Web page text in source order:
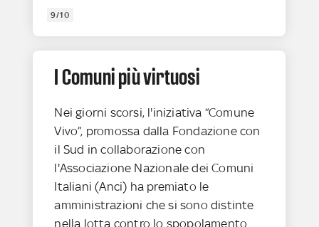
9/10
I Comuni più virtuosi
Nei giorni scorsi, l'iniziativa “Comune
Vivo”, promossa dalla Fondazione con
il Sud in collaborazione con
l'Associazione Nazionale dei Comuni
Italiani (Anci) ha premiato le
amministrazioni che si sono distinte
nella lotta contro lo spopolamento